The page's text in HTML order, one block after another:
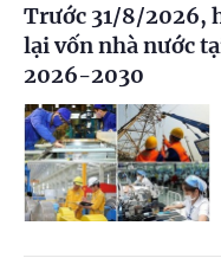
Trước 31/8/2026,
lại vốn nhà nước
2026-2030